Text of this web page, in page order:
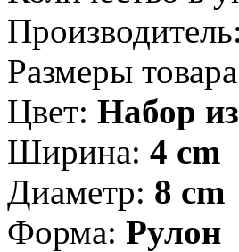
Производитель:
Размеры
Цвет: Набор
Ширина: 4 cm
Диаметр: 8 cm
Форма: Рулон